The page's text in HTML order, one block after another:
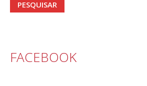
FACEBOOK